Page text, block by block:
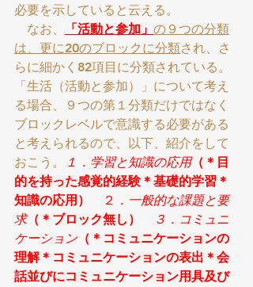
必要を示していると云える。
なお、
「活動と参加」 の９つの分類
は、更に20のブロックに分類され、さ
らに細かく82項目に分類されている。
「生活（活動と参加）」について考え
る場合、９つの第１分類だけではなく
ブロックレベルで意識する必要がある
と考えられるので、以下、紹介をして
おこう。
１． 学習と知識の応用（＊目
的を持った感覚的経験＊基礎的学習＊
知識の応用）
２ ．一般的な課題と要
求（＊ブロック無し）
３．コミュニ
ケーション（＊コミュニケーションの
理解＊コミュニケーションの表出＊会
話並びにコミュニケーション用具及び